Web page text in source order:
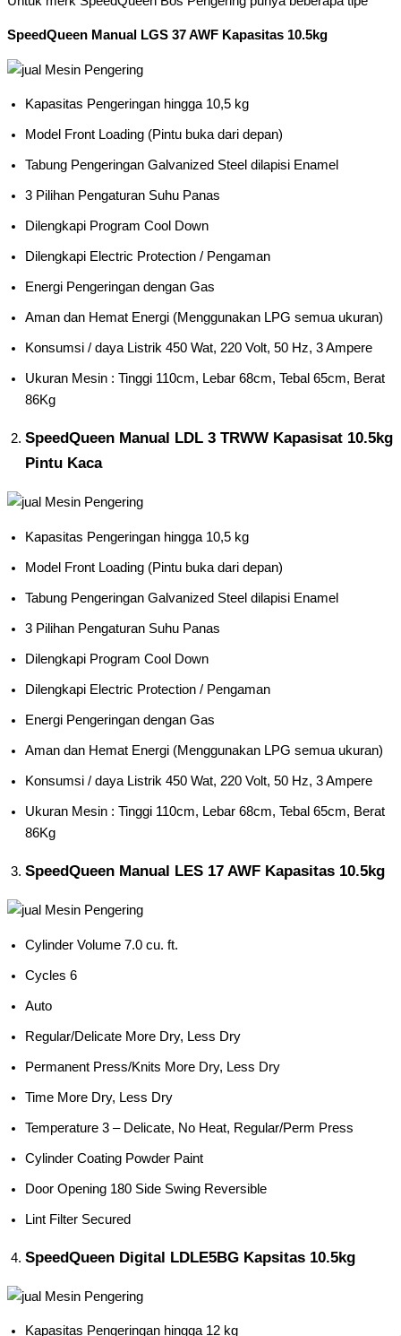
SpeedQueen Manual LGS 37 AWF Kapasitas 10.5kg
Kapasitas Pengeringan hingga 10,5 kg
Model Front Loading (Pintu buka dari depan)
Tabung Pengeringan Galvanized Steel dilapisi Enamel
3 Pilihan Pengaturan Suhu Panas
Dilengkapi Program Cool Down
Dilengkapi Electric Protection / Pengaman
Energi Pengeringan dengan Gas
Aman dan Hemat Energi (Menggunakan LPG semua ukuran)
Konsumsi / daya Listrik 450 Wat, 220 Volt, 50 Hz, 3 Ampere
Ukuran Mesin : Tinggi 110cm, Lebar 68cm, Tebal 65cm, Berat
86Kg
SpeedQueen Manual LDL 3 TRWW Kapasisat 10.5kg
Pintu Kaca
Kapasitas Pengeringan hingga 10,5 kg
Model Front Loading (Pintu buka dari depan)
Tabung Pengeringan Galvanized Steel dilapisi Enamel
3 Pilihan Pengaturan Suhu Panas
Dilengkapi Program Cool Down
Dilengkapi Electric Protection / Pengaman
Energi Pengeringan dengan Gas
Aman dan Hemat Energi (Menggunakan LPG semua ukuran)
Konsumsi / daya Listrik 450 Wat, 220 Volt, 50 Hz, 3 Ampere
Ukuran Mesin : Tinggi 110cm, Lebar 68cm, Tebal 65cm, Berat
86Kg
SpeedQueen Manual LES 17 AWF Kapasitas 10.5kg
Cylinder Volume 7.0 cu. ft.
Cycles 6
Auto
Regular/Delicate More Dry, Less Dry
Permanent Press/Knits More Dry, Less Dry
Time More Dry, Less Dry
Temperature 3 – Delicate, No Heat, Regular/Perm Press
Cylinder Coating Powder Paint
Door Opening 180 Side Swing Reversible
Lint Filter Secured
SpeedQueen Digital LDLE5BG Kapsitas 10.5kg
Kapasitas Pengeringan hingga 12 kg